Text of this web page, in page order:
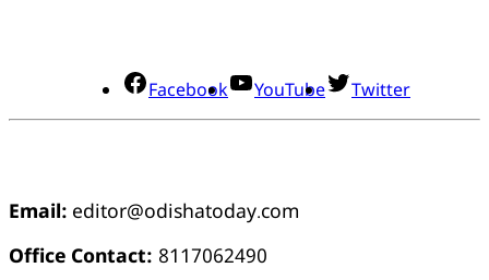
Facebook YouTube Twitter
Email: editor@odishatoday.com
Office Contact: 8117062490